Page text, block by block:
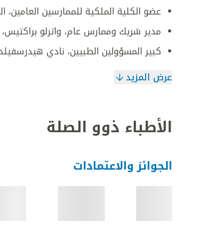
عضو الكلية الملكية للممارسين العامين،
مدير شريك وممارس عام، واترلو
كبير المسؤولين الطبيين، نادي
عرض المزيد
الأطباء ذوو الصلة
الجوائز والاعتمادات